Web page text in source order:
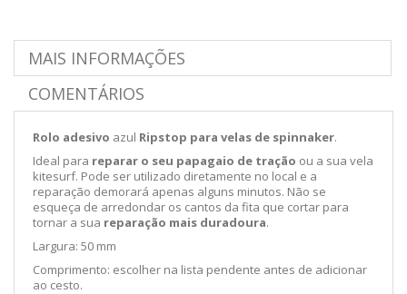
MAIS INFORMAÇÕES
COMENTÁRIOS
Rolo adesivo azul Ripstop para velas de spinnaker.
Ideal para reparar o seu papagaio de tração ou a sua vela
kitesurf. Pode ser utilizado diretamente no local e a
reparação demorará apenas alguns minutos. Não se
esqueça de arredondar os cantos da fita que cortar para
tornar a sua reparação mais duradoura.
Largura: 50 mm
Comprimento: escolher na lista pendente antes de adicionar
ao cesto.